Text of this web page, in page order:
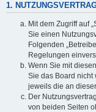
1.
Mit dem Zugriff auf
Sie einen
Folgenden
Regelungen
Wenn Sie mit
Sie das Board nicht
jeweils die an
Der
von beiden Seiten